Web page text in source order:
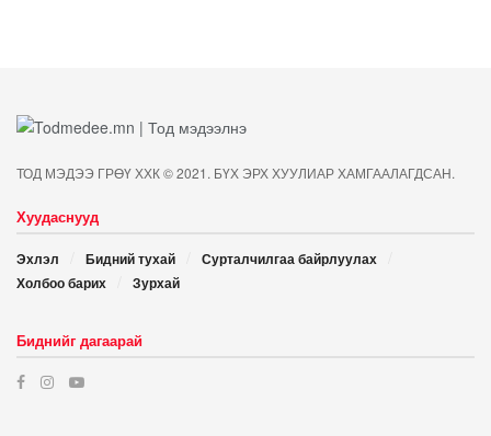
ТОД МЭДЭЭ ГРӨҮ ХХК © 2021. БҮХ ЭРХ ХУУЛИАР ХАМГААЛАГДСАН.
Хуудаснууд
Эхлэл Бидний тухай
Сурталчилгаа байрлуулах
Холбоо барих
Зурхай
Биднийг дагаарай